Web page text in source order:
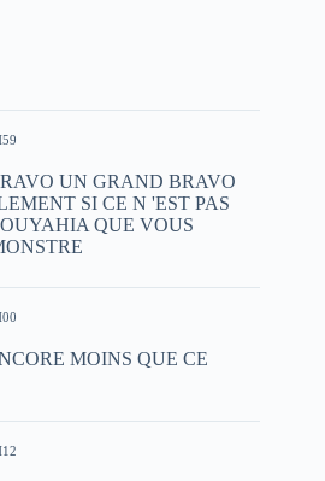
UN GRAND BRAVO
SI CE N 'EST PAS
QUE VOUS
MOINS QUE CE